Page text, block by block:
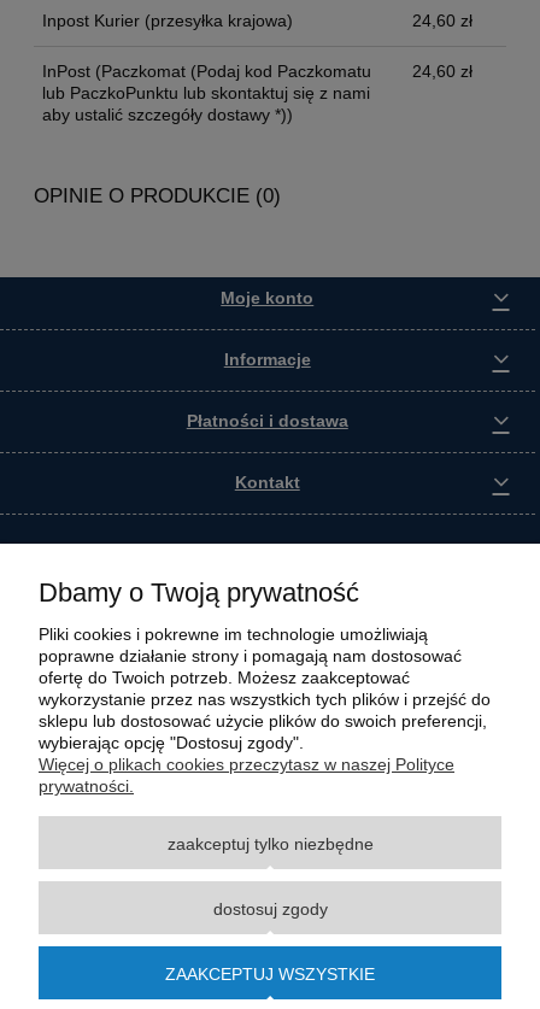
Inpost Kurier (przesyłka krajowa) 24,60 zł
InPost (Paczkomat (Podaj kod Paczkomatu
lub PaczkoPunktu lub skontaktuj się z nami
aby ustalić szczegóły dostawy *))
24,60 zł
OPINIE O PRODUKCIE (0)
Moje konto
Informacje
Płatności i dostawa
Kontakt
Wszystkie materiały graficzne i zdjęciowe zamieszczone na stronie internetowej polmasz.pl
są prawnie chronione i stanowią własność intelektualną polmasz.pl. Jakiekolwiek
z zastrzeżeniem korzystania o charakterze niekomercyjnym dla użytku osobistego, ze
wskazaniem źródła. Nazwy Carraro, Case, Cat, Caterpillar, Dana Spicer, Doosan, Komatsu,
znakami towarowymi odpowiednich producentów oryginalnego sprzętu. Wszystkie nazwy,
opisy, numery i symbole zostały użyte wyłącznie w celach informacyjnych lub
wymienionych marek i producentów.
Dbamy o Twoją prywatność
Pliki cookies i pokrewne im technologie umożliwiają
poprawne działanie strony i pomagają nam dostosować
ofertę do Twoich potrzeb. Możesz zaakceptować
wykorzystanie przez nas wszystkich tych plików i przejść do
sklepu lub dostosować użycie plików do swoich preferencji,
wybierając opcję "Dostosuj zgody".
Więcej o plikach cookies przeczytasz w naszej Polityce
prywatności.
zaakceptuj tylko niezbędne
dostosuj zgody
ZAAKCEPTUJ WSZYSTKIE